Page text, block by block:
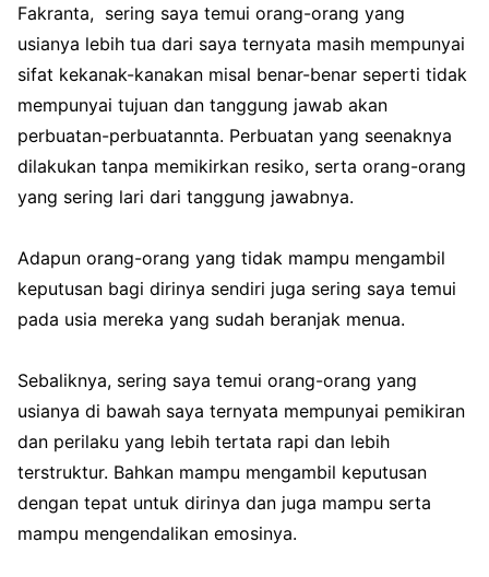
Fakranta, sering saya temui orang-orang yang
usianya lebih tua dari saya ternyata masih mempunyai
sifat kekanak-kanakan misal benar-benar seperti tidak
mempunyai tujuan dan tanggung jawab akan
perbuatan-perbuatannta. Perbuatan yang seenaknya
dilakukan tanpa memikirkan resiko, serta orang-orang
yang sering lari dari tanggung jawabnya.
Adapun orang-orang yang tidak mampu mengambil
keputusan bagi dirinya sendiri juga sering saya temui
pada usia mereka yang sudah beranjak menua.
Sebaliknya, sering saya temui orang-orang yang
usianya di bawah saya ternyata mempunyai pemikiran
dan perilaku yang lebih tertata rapi dan lebih
terstruktur. Bahkan mampu mengambil keputusan
dengan tepat untuk dirinya dan juga mampu serta
mampu mengendalikan emosinya.